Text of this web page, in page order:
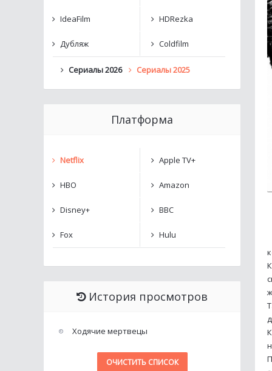
IdeaFilm HDRezka
Дубляж Coldfilm
Сериалы 2026 Сериалы 2025
Платформа
Netflix Apple TV+
HBO Amazon
Disney+ BBC
Fox Hulu
История просмотров
Ходячие мертвецы
ОЧИСТИТЬ СПИСОК